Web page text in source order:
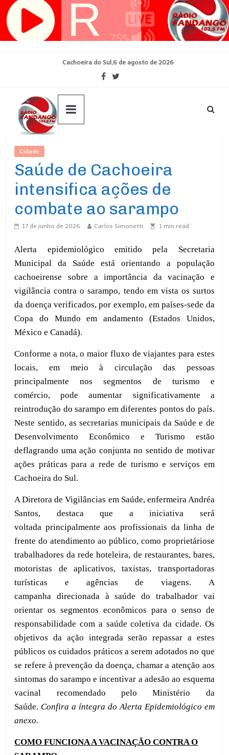
Pular
para
Cachoeira do Sul,6 de agosto de 2026
Cidade
Saúde de Cachoeira
intensifica ações de
combate ao sarampo
17 de junho de 2026 Carlos Simonetti 1 min read
Alerta epidemiológico emitido pela Secretaria
Municipal da Saúde
está orientando a população
cachoeirense sobre a importância da vacinação e
vigilância contra o sarampo, tendo em vista os surtos
da doença verificados,por exemplo, em países-sede da
Copa do Mundo em andamento (Estados Unidos,
México e Canadá).
Conforme a nota, o maior fluxo de viajantes para estes
locais, em meio à circulação das pessoas
principalmente nos segmentos de turismo e
comércio,pode aumentar significativamente a
reintrodução do sarampo em diferentes pontos do país.
Neste sentido, as secretarias municipais da Saúde e de
Desenvolvimento Econômico e Turismo estão
deflagrando uma ação conjunta no sentido de motivar
ações práticas para a rede de turismo e serviços em
Cachoeira do Sul.
A Diretora de Vigilâncias em Saúde, enfermeira Andréa
Santos, destaca que a iniciativa será
voltada principalmente aos profissionais da linha de
frente do atendimento ao público, como proprietáriose
trabalhadores da rede hoteleira, de restaurantes, bares,
motoristas de aplicativos, taxistas, transportadoras
turísticas e agências de viagens. A
campanhadirecionada àsaúdedo trabalhador vai
orientar os segmentos econômicos para o senso de
responsabilidade com a saúde coletiva da cidade. Os
objetivos da ação integrada serão repassar a estes
públicos os cuidados práticos a serem adotados no que
se refere à prevenção da doença, chamar a atenção aos
sintomas do sarampo e incentivar a adesão ao esquema
vacinal recomendado pelo Ministério da
Saúde. Confira a íntegra doAlerta Epidemiológico em
anexo.
COMO FUNCIONA A VACINAÇÃO CONTRA O